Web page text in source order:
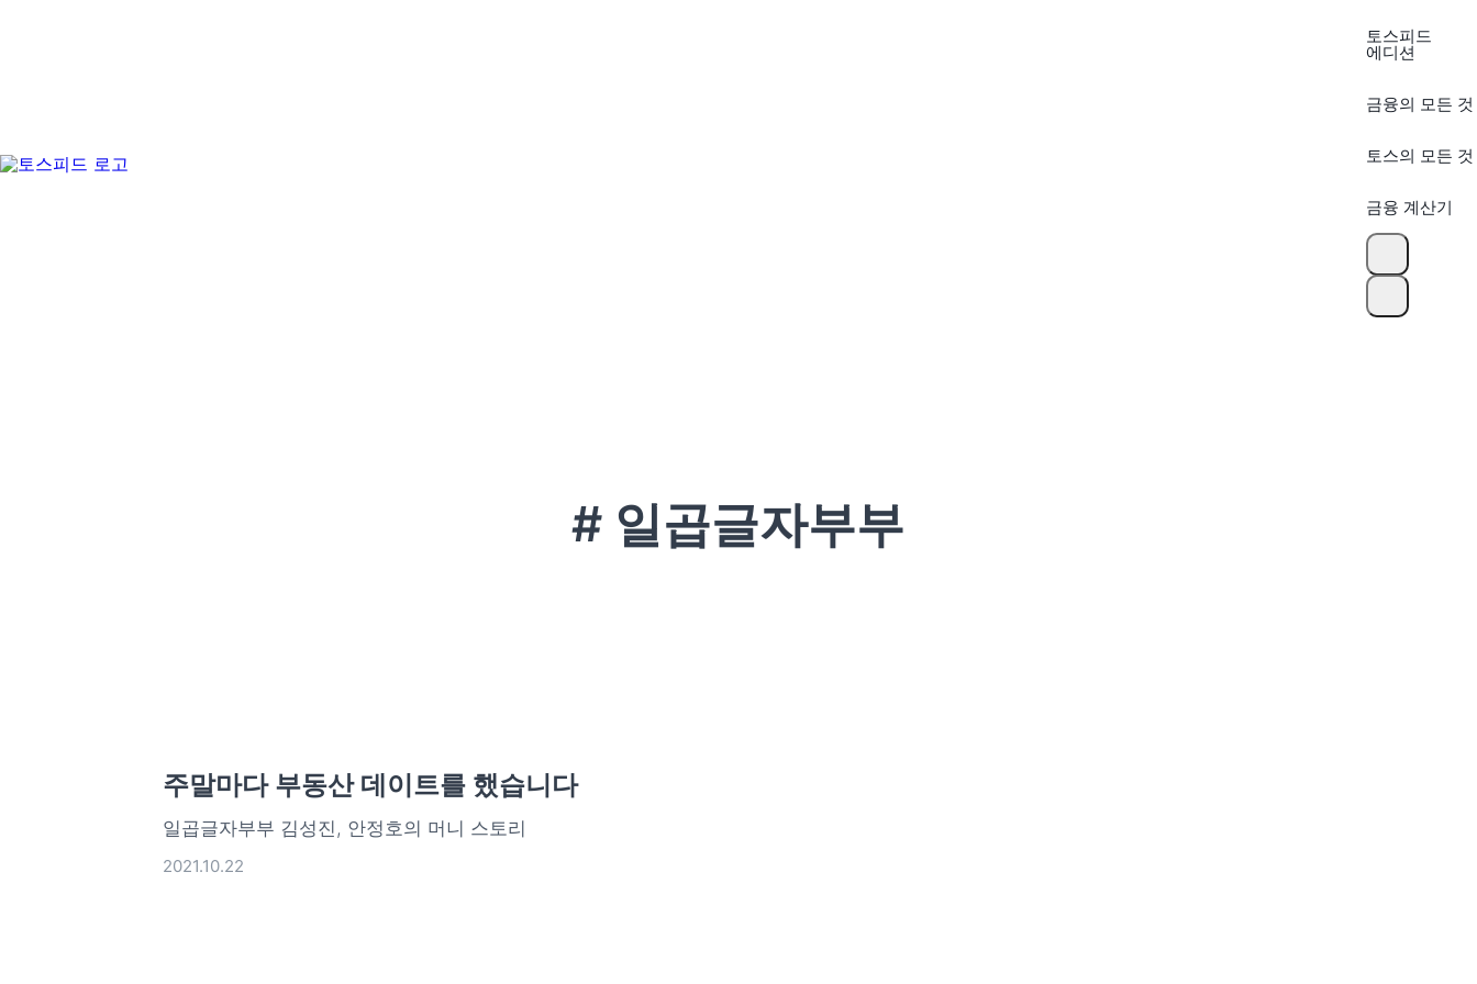
토스피드
에디션
금융의 모든 것
토스의 모든 것
금융 계산기
# 일곱글자부부
주말마다 부동산 데이트를 했습니다
일곱글자부부 김성진, 안정호의 머니 스토리
2021.10.22